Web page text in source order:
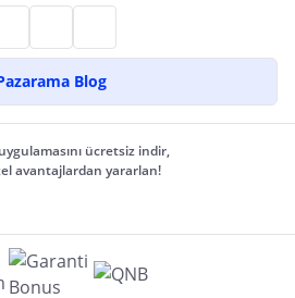
Blog
ücretsiz indir,
avantajlardan yararlan!